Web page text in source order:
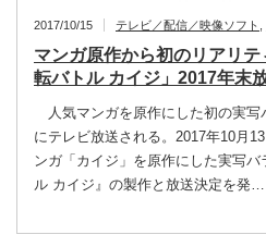
2017/10/15 テレビ／配信／映像ソフト
マンガ原作から初のリアリ
転バトル カイジ」2017年末
人気マンガを原作にした初の実写
にテレビ放送される。2017年10月
ンガ「カイジ」を原作にした実写バ
ル カイジ』の製作と放送決定を発…